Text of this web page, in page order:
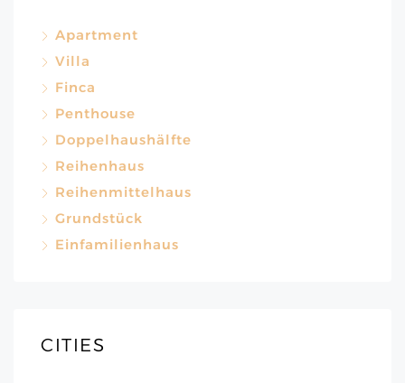
Apartment
Villa
Finca
Penthouse
Doppelhaushälfte
Reihenhaus
Reihenmittelhaus
Grundstück
Einfamilienhaus
CITIES